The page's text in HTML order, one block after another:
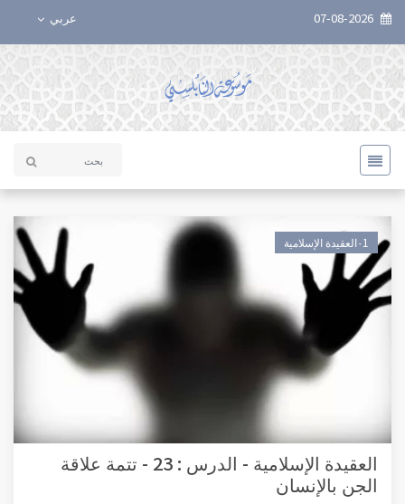
عربي
٠1العقيدة الإسلامية
العقيدة الإسلامية - الدرس : 23 - تتمة علاقة
الجن بالإنسان